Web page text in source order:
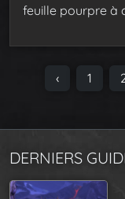
feuille pourpre à
e
n
v
‹
P
1
DERNIERS